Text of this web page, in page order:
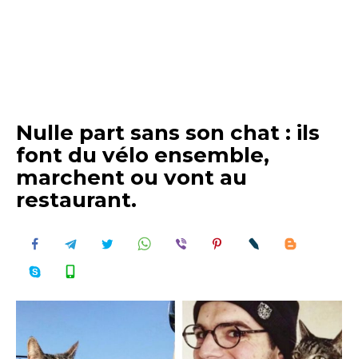
Nulle part sans son chat : ils
font du vélo ensemble,
marchent ou vont au
restaurant.